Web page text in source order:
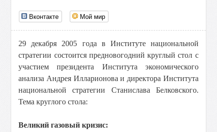
Вконтакте Мой мир
29 декабря 2005 года в Институте национальной
стратегии состоится предновогодний круглый стол с
участием президента Института экономического
анализа Андрея Илларионова и директора Института
национальной стратегии Станислава Белковского.
Тема круглого стола:
Великий газовый кризис: